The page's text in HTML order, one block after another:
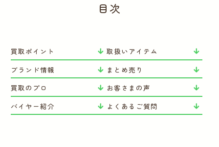
目次
買取ポイント
取扱いアイテム
ブランド情報
まとめ売り
買取のプロ
お客さまの声
バイヤー紹介
よくあるご質問